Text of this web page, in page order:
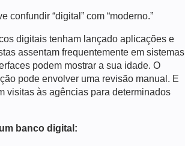
confundir “digital” com “moderno.”
digitais tenham lançado aplicações e
assentam frequentemente em sistemas
podem mostrar a sua idade. O
pode envolver uma revisão manual. E
visitas às agências para determinados
banco digital: